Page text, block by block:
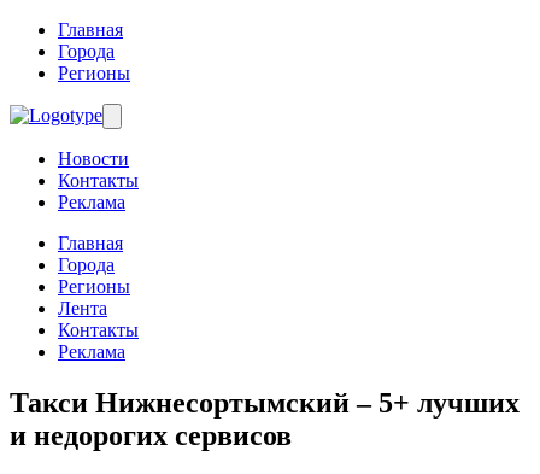
Главная
Города
Регионы
Новости
Контакты
Реклама
Главная
Города
Регионы
Лента
Контакты
Реклама
Такси Нижнесортымский– 5+ лучших
и недорогих сервисов